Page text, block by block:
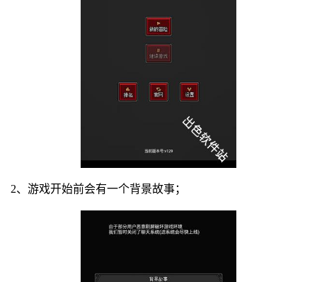
2、游戏开始前会有一个背景故事；